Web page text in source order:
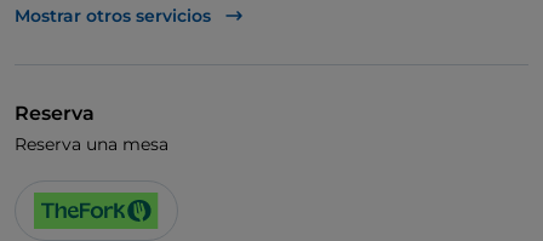
UnionPay via TheFork PAY
Baño para inválidos
Se habla inglés
Mostrar otros servicios
Reserva
Reserva una mesa